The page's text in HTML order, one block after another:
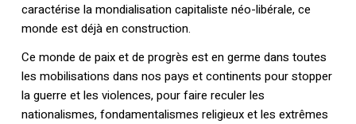
caractérise la mondialisation capitaliste néo-libérale, ce
monde est déjà en construction.
Ce monde de paix et de progrès est en germe dans toutes
les mobilisations dans nos pays et continents pour stopper
la guerre et les violences, pour faire reculer les
nationalismes, fondamentalismes religieux et les extrêmes